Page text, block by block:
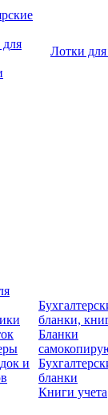
Лотки
и
бланки,
Бланки
бланки
Книги учета